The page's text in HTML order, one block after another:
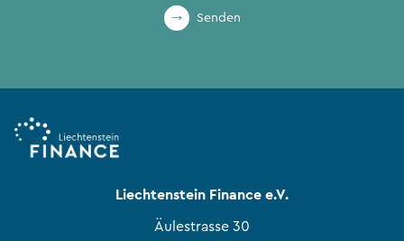
Senden
Liechtenstein Finance e.V.
Äulestrasse 30